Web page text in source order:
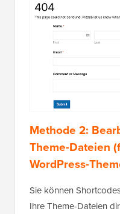
Methode 2:
Theme-Dateien
WordPress-
Sie können
Ihre Theme-Dateien